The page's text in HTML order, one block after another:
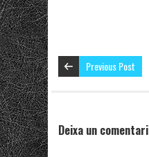
Previous Post
Deixa un comentari